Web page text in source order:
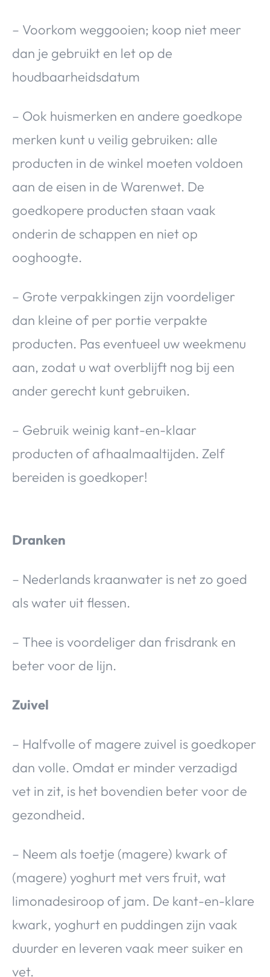
– Voorkom weggooien; koop niet meer
dan je gebruikt en let op de
houdbaarheidsdatum
– Ook huismerken en andere goedkope
merken kunt u veilig gebruiken: alle
producten in de winkel moeten voldoen
aan de eisen in de Warenwet. De
goedkopere producten staan vaak
onderin de schappen en niet op
ooghoogte.
– Grote verpakkingen zijn voordeliger
dan kleine of per portie verpakte
producten. Pas eventueel uw weekmenu
aan, zodat u wat overblijft nog bij een
ander gerecht kunt gebruiken.
– Gebruik weinig kant-en-klaar
producten of afhaalmaaltijden. Zelf
bereiden is goedkoper!
Dranken
– Nederlands kraanwater is net zo goed
als water uit flessen.
– Thee is voordeliger dan frisdrank en
beter voor de lijn.
Zuivel
– Halfvolle of magere zuivel is goedkoper
dan volle. Omdat er minder verzadigd
vet in zit, is het bovendien beter voor de
gezondheid.
– Neem als toetje (magere) kwark of
(magere) yoghurt met vers fruit, wat
limonadesiroop of jam. De kant-en-klare
kwark, yoghurt en puddingen zijn vaak
duurder en leveren vaak meer suiker en
vet.